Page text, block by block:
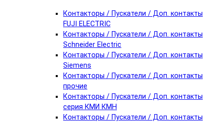
Контакторы / Пускатели / Доп. контакты
FUJI ELECTRIC
Контакторы / Пускатели / Доп. контакты
Schneider Electric
Контакторы / Пускатели / Доп. контакты
Siemens
Контакторы / Пускатели / Доп. контакты
прочие
Контакторы / Пускатели / Доп. контакты
серия КМИ КМН
Контакторы / Пускатели / Доп. контакты